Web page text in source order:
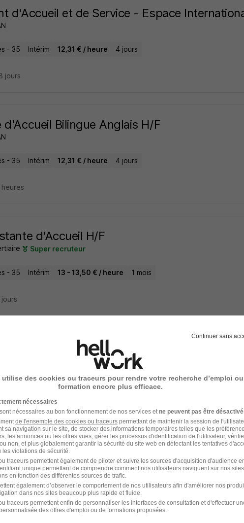
d'Accueil et de Service - Espace
- 35 Intérim 12,31 € / heure 4 jours
jours
d'Accueil Bilingue Anglais H/F
- 35 Intérim 12,31 € / heure 4 jours
d'Accueil H/F
Super recruteur
- 35 Intérim 13 - 13,50 € / heure 1 mois
d'Accueil H/F
12,31 - 14 € / heure 2 mois
jours
d'Accueil Vip H/F
- 35 Intérim 12,31 € / heure 4 jours
Continuer sans
utilise des cookies ou traceurs pour rendre votre recherche d’emploi
formation encore plus efficace.
nécessaires
nécessaires au bon fonctionnement de nos services et ne peuvent pas être
de l'ensemble des cookies ou traceurspermettant de maintenir la session de
sa navigation sur le site, de stocker des informations temporaires telles que les
les annonces ou les offres vues, gérer les processus d'identification de l'utilisateur,
non, et plus globalement garantir la sécurité du site web en détectant les tentatives
violations de sécurité.
traceurs permettent également de piloter et suivre les sources d'acquisition d'audience
unique permettant de comprendre comment nos utilisateurs naviguent sur nos
en fonction des différentes sources de trafic.
également d’observer le comportement de nos utilisateurs afin d'améliorer nos
dans nos sites beaucoup plus rapide et fluide.
traceurs permettent enfin de personnaliser les interfaces de consultation et d'effectuer
des offres d'emploi ou de formations proposées.